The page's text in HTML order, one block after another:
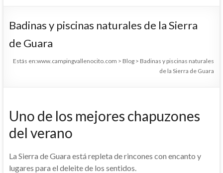
Badinas y piscinas naturales de la Sierra
de Guara
Estás en:www.campingvallenocito.com > Blog > Badinas y piscinas naturales
de la Sierra de Guara
Uno de los mejores chapuzones
del verano
La Sierra de Guara está repleta de rincones con encanto y
lugares para el deleite de los sentidos.